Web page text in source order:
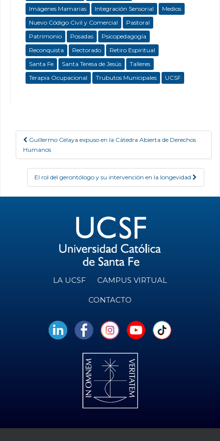
Imágenes Mamarias
Integración Sensorial
Medios
Nuevo Código Civil y Comercial
Pastoral
Patrimonio
Posadas
Psicopedagogía
Reconquista
Rectorado
Retiro Espiritual
Santa Fe
Santa Teresa de Jesús
Talleres
Terapia Ocupacional
Trubutos Municipales UCSF
Post navigation
Guillermo Celaya expuso en la Cátedra Abierta de Derechos
Humanos
El rol del gerontólogo y su intervención en la longevidad
LA UCSF CAMPUS VIRTUAL
CONTACTO